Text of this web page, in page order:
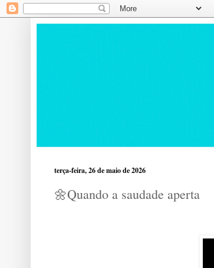
terça-feira, 26 de maio de 2026
🌼Quando a saudade aperta